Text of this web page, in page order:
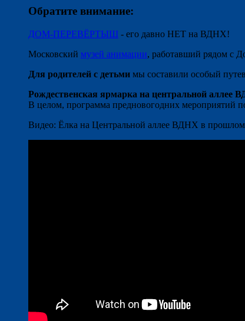
Обратите внимание:
ДОМ-ПЕРЕВЁРТЫШ - его давно НЕТ на ВДНХ!
Московский музей анимации, работавший рядом с
Для родителей с детьми мы составили особый
Рождественская ярмарка на центральной аллее
В целом, программа предновогодних мероприятий
Видео: Ёлка на Центральной аллее ВДНХ в прошлом